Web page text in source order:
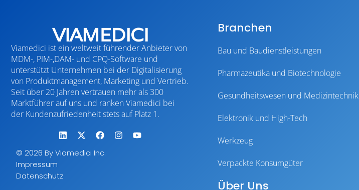
Viamedici ist ein weltweit führender Anbieter von
MDM-, PIM-,DAM- und CPQ-Software und
unterstützt Unternehmen bei der Digitalisierung
von Produktmanagement, Marketing und Vertrieb.
Seit über 20 Jahren vertrauen mehr als 300
Marktführer auf uns und ranken Viamedici bei
der Kundenzufriedenheit stets auf Platz 1.
© 2026 By Viamedici Inc.
Impressum
Datenschutz
Branchen
Bau und Baudienstleistungen
Pharmazeutika und Biotechnologie
Gesundheitswesen und Medizintechnik
Elektronik und High-Tech
Werkzeug
Verpackte Konsumgüter
Über Uns